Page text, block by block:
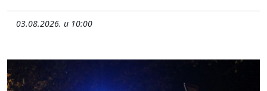
03.08.2026. u 10:00